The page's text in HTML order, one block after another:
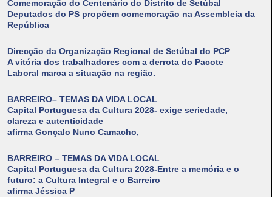
Comemoração do Centenário do Distrito de Setúbal
Deputados do PS propõem comemoração na Assembleia da
República
Direcção da Organização Regional de Setúbal do PCP
A vitória dos trabalhadores com a derrota do Pacote
Laboral marca a situação na região.
BARREIRO– TEMAS DA VIDA LOCAL
Capital Portuguesa da Cultura 2028- exige seriedade,
clareza e autenticidade
afirma Gonçalo Nuno Camacho,
BARREIRO – TEMAS DA VIDA LOCAL
Capital Portuguesa da Cultura 2028-Entre a memória e o
futuro: a Cultura Integral e o Barreiro
afirma Jéssica P